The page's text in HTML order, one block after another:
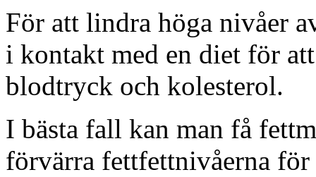
För att lindra höga nivåer
i kontakt med en diet för
blodtryck och kolesterol.
I bästa fall kan man få
förvärra fettfettnivåerna